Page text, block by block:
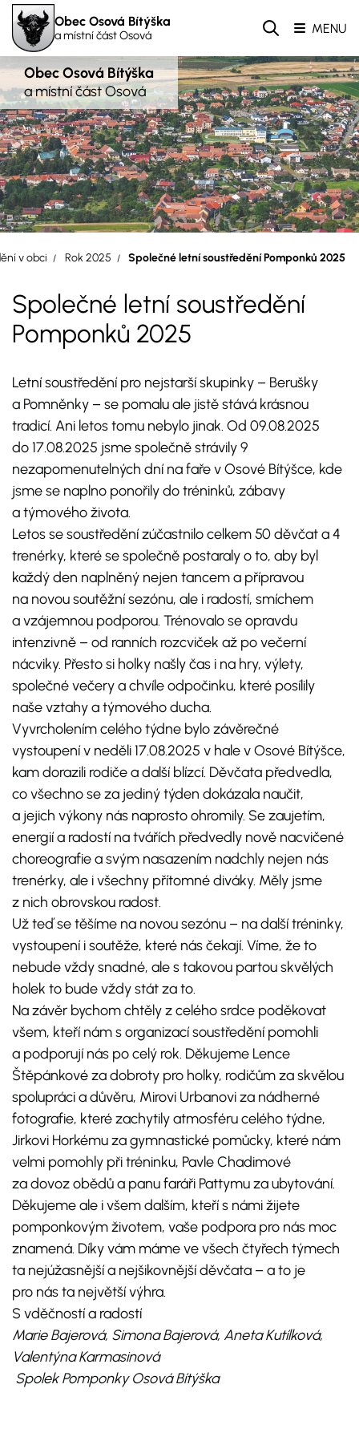
Obec Osová Bítýška
a místní část Osová MENU
Obec Osová Bítýška
a místní část Osová
v obci Rok 2025 Společné letní soustředění Pomponků 2025
Společné letní soustředění
Pomponků 2025
Letní soustředění pro nejstarší skupinky – Berušky
a Pomněnky – se pomalu ale jistě stává krásnou
tradicí. Ani letos tomu nebylo jinak. Od 09.08.2025
do 17.08.2025 jsme společně strávily 9
nezapomenutelných dní na faře v Osové Bítýšce, kde
jsme se naplno ponořily do tréninků, zábavy
a týmového života.
Letos se soustředění zúčastnilo celkem 50 děvčat a 4
trenérky, které se společně postaraly o to, aby byl
každý den naplněný nejen tancem a přípravou
na novou soutěžní sezónu, ale i radostí, smíchem
a vzájemnou podporou. Trénovalo se opravdu
intenzivně – od ranních rozcviček až po večerní
nácviky. Přesto si holky našly čas i na hry, výlety,
společné večery a chvíle odpočinku, které posílily
naše vztahy a týmového ducha.
Vyvrcholením celého týdne bylo závěrečné
vystoupení v neděli 17.08.2025 v hale v Osové Bítýšce,
kam dorazili rodiče a další blízcí. Děvčata předvedla,
co všechno se za jediný týden dokázala naučit,
a jejich výkony nás naprosto ohromily. Se zaujetím,
energií a radostí na tvářích předvedly nově nacvičené
choreografie a svým nasazením nadchly nejen nás
trenérky, ale i všechny přítomné diváky. Měly jsme
z nich obrovskou radost.
Už teď se těšíme na novou sezónu – na další tréninky,
vystoupení i soutěže, které nás čekají. Víme, že to
nebude vždy snadné, ale s takovou partou skvělých
holek to bude vždy stát za to.
Na závěr bychom chtěly z celého srdce poděkovat
všem, kteří nám s organizací soustředění pomohli
a podporují nás po celý rok. Děkujeme Lence
Štěpánkové za dobroty pro holky, rodičům za skvělou
spolupráci a důvěru, Mirovi Urbanovi za nádherné
fotografie, které zachytily atmosféru celého týdne,
Jirkovi Horkému za gymnastické pomůcky, které nám
velmi pomohly při tréninku, Pavle Chadimové
za dovoz obědů a panu faráři Pattymu za ubytování.
Děkujeme ale i všem dalším, kteří s námi žijete
pomponkovým životem, vaše podpora pro nás moc
znamená. Díky vám máme ve všech čtyřech týmech
ta nejúžasnější a nejšikovnější děvčata – a to je
pro nás ta největší výhra.
S vděčností a radostí
Marie Bajerová, Simona Bajerová, Aneta Kutílková,
Valentýna Karmasinová
Spolek Pomponky Osová Bítýška